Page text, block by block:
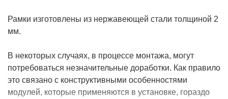
Рамки изготовлены из нержавеющей стали толщиной 2
мм.
В некоторых случаях, в процессе монтажа, могут
потребоваться незначительные доработки. Как правило
это связано с конструктивными особенностями
модулей, которые применяются в установке, гораздо